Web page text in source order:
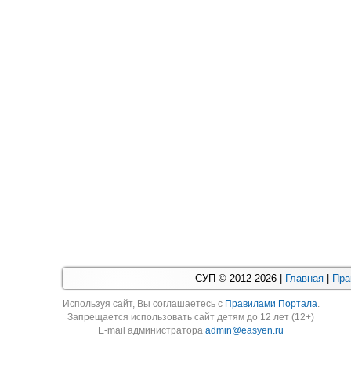
СУП © 2012-2026 | Главная
Используя cайт, Вы соглашаетесь с Правилами Портала.
Запрещается использовать сайт детям до 12 лет (12+)
E-mail администратораadmin@easyen.ru